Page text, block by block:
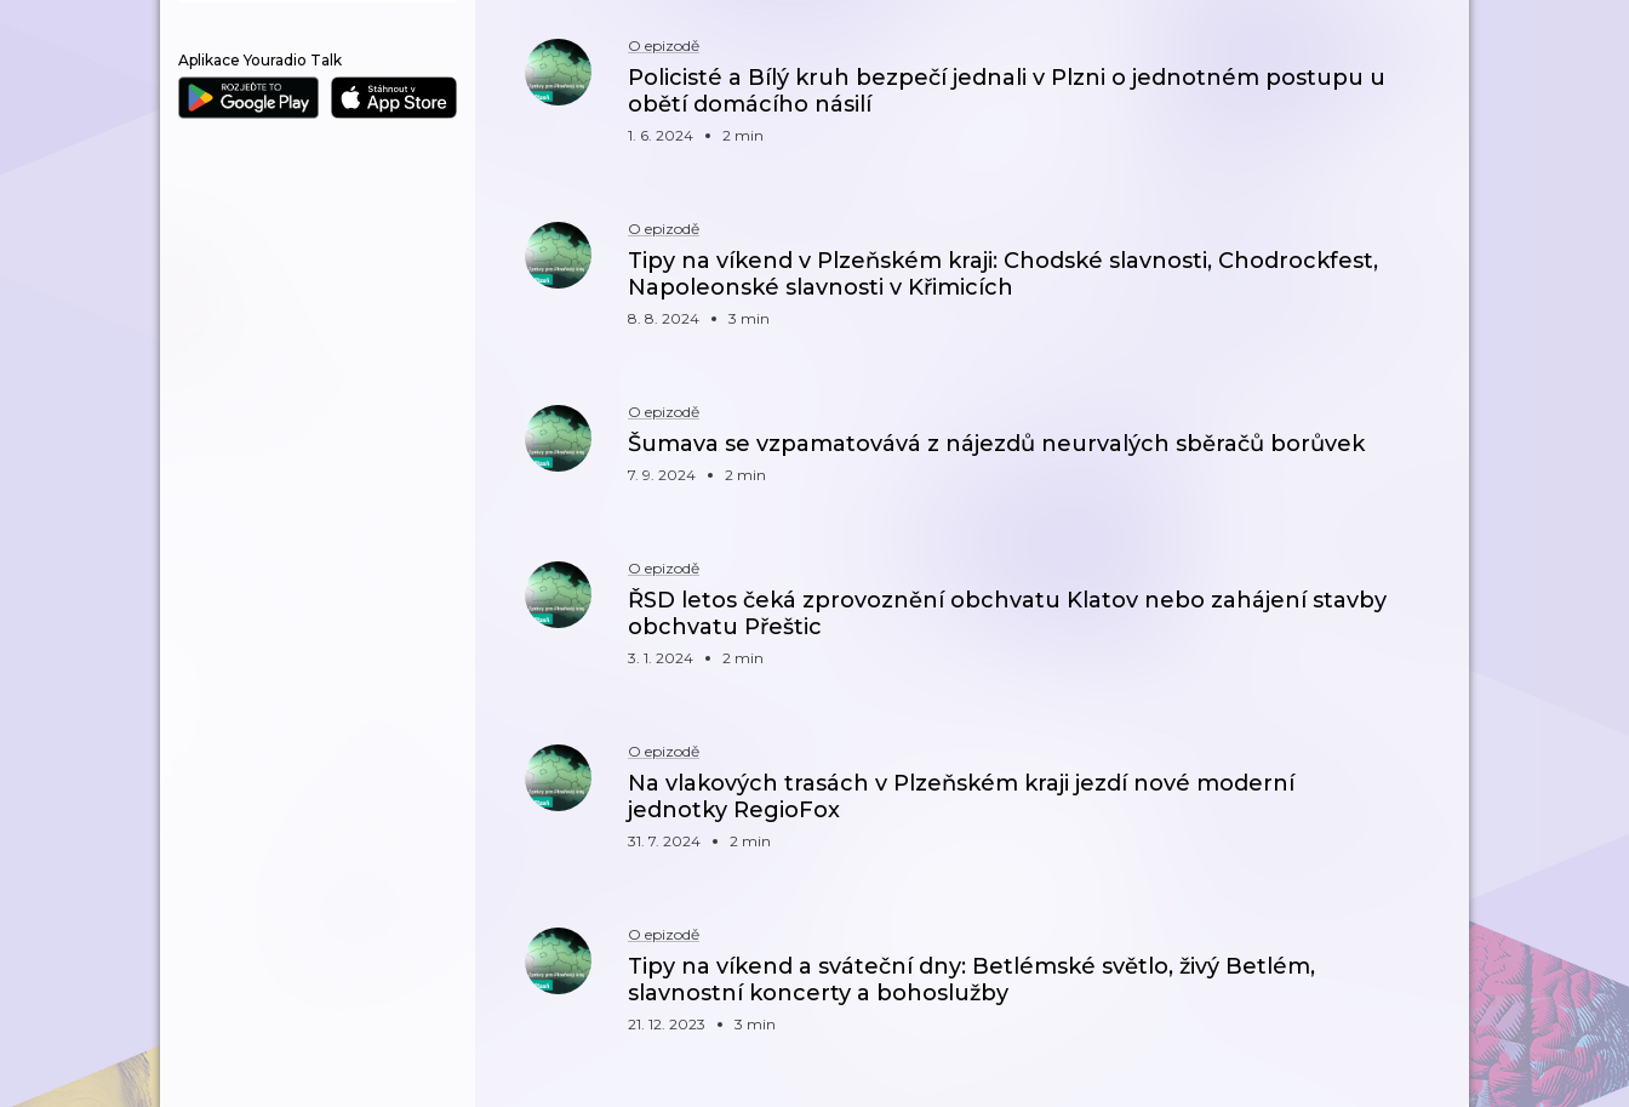
Aplikace Youradio Talk
O epizodě
Policisté a Bílý kruh bezpečí jednali v Plzni o jednotném postupu u
obětí domácího násilí
1. 6. 2024 2 min
O epizodě
Tipy na víkend v Plzeňském kraji: Chodské slavnosti, Chodrockfest,
Napoleonské slavnosti v Křimicích
8. 8. 2024 3 min
O epizodě
Šumava se vzpamatovává z nájezdů neurvalých sběračů borůvek
7. 9. 2024 2 min
O epizodě
ŘSD letos čeká zprovoznění obchvatu Klatov nebo zahájení stavby
obchvatu Přeštic
3. 1. 2024 2 min
O epizodě
Na vlakových trasách v Plzeňském kraji jezdí nové moderní
jednotky RegioFox
31. 7. 2024 2 min
O epizodě
Tipy na víkend a sváteční dny: Betlémské světlo, živý Betlém,
slavnostní koncerty a bohoslužby
21. 12. 2023 3 min